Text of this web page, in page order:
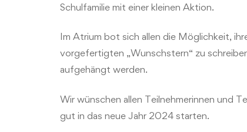
Schulfamilie mit einer kleinen Aktion.
Im Atrium bot sich allen die Möglichkeit,
vorgefertigten „Wunschstern“ zu
aufgehängt werden.
Wir wünschen allen Teilnehmerinnen und
gut in das neue Jahr 2024 starten.